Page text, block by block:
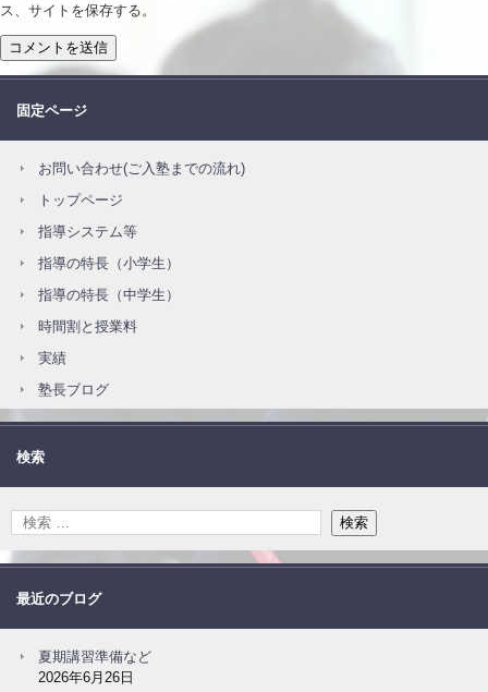
ス、サイトを保存する。
固定ページ
お問い合わせ(ご入塾までの流れ)
トップページ
指導システム等
指導の特長（小学生）
指導の特長（中学生）
時間割と授業料
実績
塾長ブログ
検索
最近のブログ
夏期講習準備など
2026年6月26日